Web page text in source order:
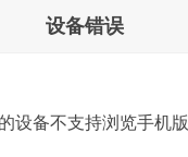
设备错误
设备不支持浏览手机版